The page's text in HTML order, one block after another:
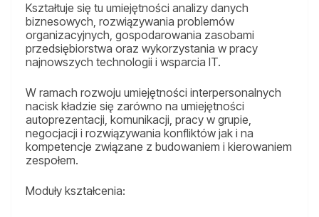
Kształtuje się tu umiejętności analizy danych
biznesowych, rozwiązywania problemów
organizacyjnych, gospodarowania zasobami
przedsiębiorstwa oraz wykorzystania w pracy
najnowszych technologii i wsparcia IT.
W ramach rozwoju umiejętności interpersonalnych
nacisk kładzie się zarówno na umiejętności
autoprezentacji, komunikacji, pracy w grupie,
negocjacji i rozwiązywania konfliktów jak i na
kompetencje związane z budowaniem i kierowaniem
zespołem.
Moduły kształcenia: